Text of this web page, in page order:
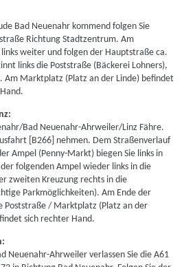
Bad Neuenahr kommend folgen Sie
Richtung Stadtzentrum. Am
weiter und folgen der Hauptstraße ca.
links die Poststraße (Bäckerei Lohners),
Am Marktplatz (Platz an der Linde) befindet
Bad Neuenahr-Ahrweiler/Linz Fähre.
[B266] nehmen. Dem Straßenverlauf
Ampel (Penny-Markt) biegen Sie links in
folgenden Ampel wieder links in die
zweiten Kreuzung rechts in die
Parkmöglichkeiten). Am Ende der
Poststraße / Marktplatz (Platz an der
sich rechter Hand.
Neuenahr-Ahrweiler verlassen Sie die A61